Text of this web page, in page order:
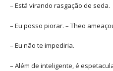
– Está virando rasgação de seda.
– Eu posso piorar. – Theo
– Eu não te impediria.
– Além de inteligente, é